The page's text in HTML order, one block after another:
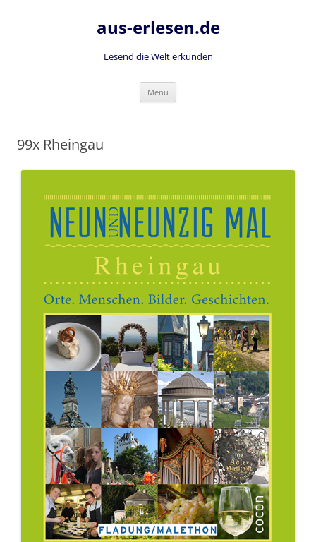
aus-erlesen.de
Lesend die Welt erkunden
Menü
99x Rheingau